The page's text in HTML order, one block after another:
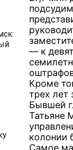
— к
Кроме
трех лет
Бывшей
Татьяне
колонии
Самое